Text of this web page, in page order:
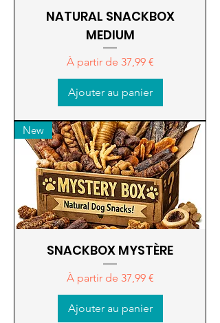
NATURAL SNACKBOX
MEDIUM
À partir de 37,99 €
Prix promotionnel
Ajouter au panier
New
SNACKBOX MYSTÈRE
À partir de 37,99 €
Prix promotionnel
Ajouter au panier